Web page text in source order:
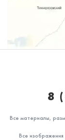
8
Все материалы,
Все изображения